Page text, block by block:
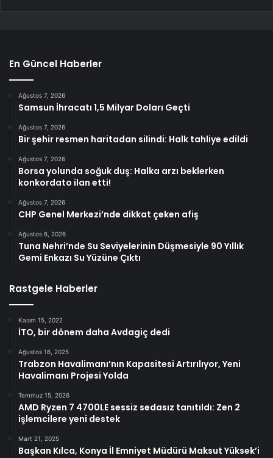
En Güncel Haberler
Ağustos 7, 2026
Samsun İhracatı 1,5 Milyar Doları Geçti
Ağustos 7, 2026
Bir şehir resmen haritadan silindi: Halk tahliye edildi
Ağustos 7, 2026
Borsa yolunda soğuk duş: Halka arzı beklerken
konkordato ilan etti!
Ağustos 7, 2026
CHP Genel Merkezi’nde dikkat çeken afiş
Ağustos 6, 2026
Tuna Nehri’nde Su Seviyelerinin Düşmesiyle 90 Yıllık
Gemi Enkazı Su Yüzüne Çıktı
Rastgele Haberler
Kasım 15, 2022
İTO, bir dönem daha Avdagiç dedi
Ağustos 16, 2025
Trabzon Havalimanı’nın Kapasitesi Artırılıyor, Yeni
Havalimanı Projesi Yolda
Temmuz 15, 2026
AMD Ryzen 7 4700LE sessiz sedasız tanıtıldı: Zen 2
işlemcilere yeni destek
Mart 21, 2025
Başkan Kılca, Konya İl Emniyet Müdürü Maksut Yüksek’i